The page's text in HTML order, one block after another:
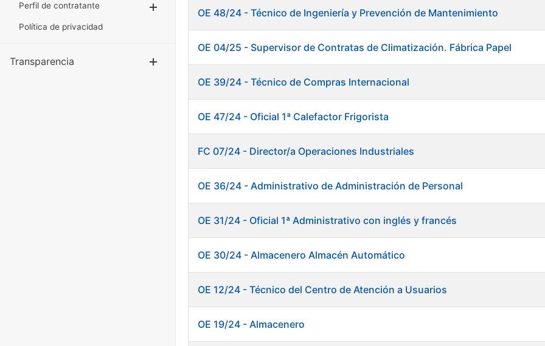
Perfil de contratante
Mostrar/Ocultar
Política de privacidad
Transparencia Mostrar/Ocultar
OE 48/24 - Técnico de Ingeniería y Prevención de Mantenimiento
OE 04/25 - Supervisor de Contratas de Climatización. Fábrica Papel
OE 39/24 - Técnico de Compras Internacional
OE 47/24 - Oficial 1ª Calefactor Frigorista
FC 07/24 - Director/a Operaciones Industriales
OE 36/24 - Administrativo de Administración de Personal
OE 31/24 - Oficial 1ª Administrativo con inglés y francés
OE 30/24 - Almacenero Almacén Automático
OE 12/24 - Técnico del Centro de Atención a Usuarios
OE 19/24 - Almacenero